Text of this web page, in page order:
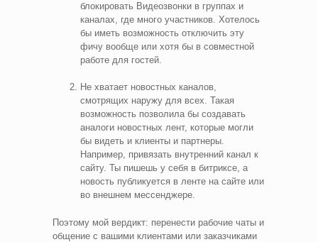
блокировать Видеозвонки в группах и
каналах, где много участников. Хотелось
бы иметь возможность отключить эту
фичу вообще или хотя бы в совместной
работе для гостей.
Не хватает новостных каналов,
смотрящих наружу для всех. Такая
возможность позволила бы создавать
аналоги новостных лент, которые могли
бы видеть и клиенты и партнеры.
Например, привязать внутренний канал к
сайту. Ты пишешь у себя в битриксе, а
новость публикуется в ленте на сайте или
во внешнем мессенджере.
Поэтому мой вердикт: перенести рабочие чаты и
общение с вашими клиентами или заказчиками